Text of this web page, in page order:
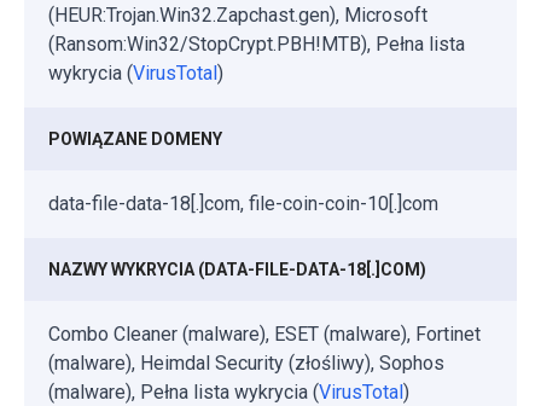
(HEUR:Trojan.Win32.Zapchast.gen), Microsoft
(Ransom:Win32/StopCrypt.PBH!MTB), Pełna lista
wykrycia (VirusTotal)
POWIĄZANE DOMENY
data-file-data-18[.]com, file-coin-coin-10[.]com
NAZWY WYKRYCIA (DATA-FILE-DATA-18[.]COM)
Combo Cleaner (malware), ESET (malware), Fortinet
(malware), Heimdal Security (złośliwy), Sophos
(malware), Pełna lista wykrycia (VirusTotal)